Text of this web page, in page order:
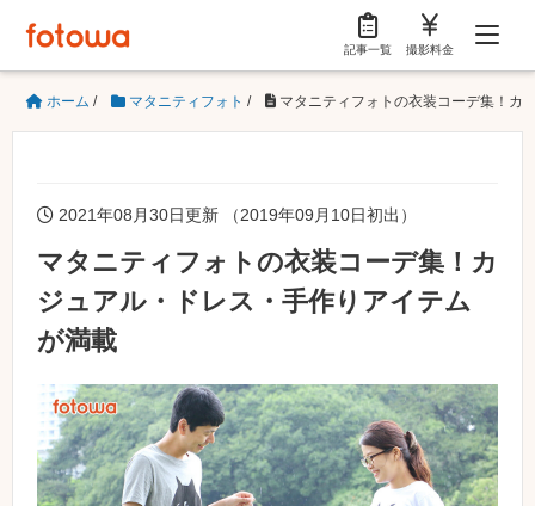
記事一覧 撮影料金
ホーム / マタニティフォト / マタニティフォトの衣装コーデ集！カ
2021年08月30日更新 （2019年09月10日初出）
マタニティフォトの衣装コーデ集！カ
ジュアル・ドレス・手作りアイテム
が満載